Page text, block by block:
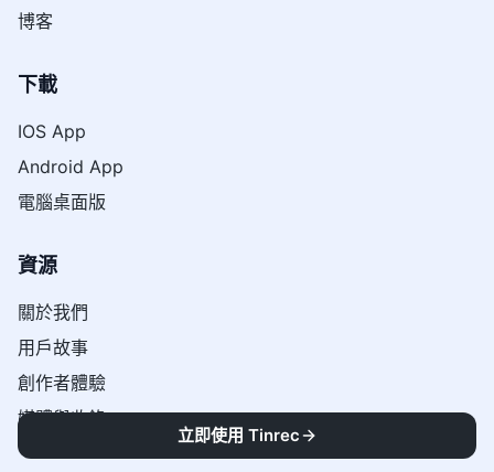
博客
下載
IOS App
Android App
電腦桌面版
資源
關於我們
用戶故事
創作者體驗
媒體與收錄
立即使用 Tinrec